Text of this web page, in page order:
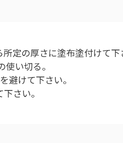
定の厚さに塗布塗付けて下
い切る。
けて下さい。
さい。